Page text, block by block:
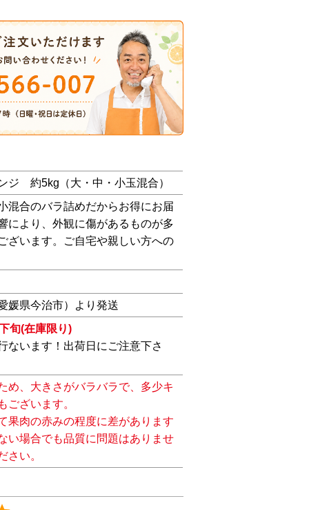
ジ 約5kg（大・中・小玉混合）
混合のバラ詰めだからお得にお届
により、外観に傷があるものが多
ざいます。ご自宅や親しい方への
媛県今治市）より発送
旬(在庫限り)
ないます！出荷日にご注意下さ
め、大きさがバラバラで、多少キ
ございます。
果肉の赤みの程度に差があります
い場合でも品質に問題はありませ
さい。